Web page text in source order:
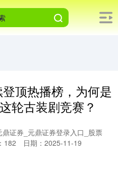
顶热播榜，为何是
轮古装剧竞赛？
鼎证券_元鼎证券登录入口_股票
182
日期：2025-11-19